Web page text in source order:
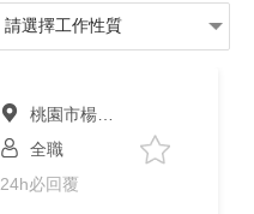
桃園市楊梅區
全職
24h必回覆